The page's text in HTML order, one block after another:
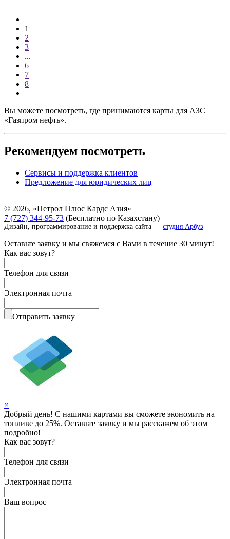
1
2
3
...
6
7
8
Вы можете посмотреть, где принимаются карты для АЗС
«Газпром нефть».
Рекомендуем посмотреть
Сервисы и поддержка клиентов
Предложение для юридических лиц
© 2026, «Петрол Плюс Кардс Азия»
7 (727) 344-95-73 (Бесплатно по Казахстану)
Дизайн, программирование и поддержка сайта — студия Арбуз
Оставьте заявку и мы свяжемся с Вами в течение 30 минут!
Как вас зовут?
Телефон для связи
Электронная почта
Отправить заявку
×
Добрый день! С нашими картами вы сможете экономить на
топливе до 25%. Оставьте заявку и мы расскажем об этом
подробно!
Как вас зовут?
Телефон для связи
Электронная почта
Ваш вопрос